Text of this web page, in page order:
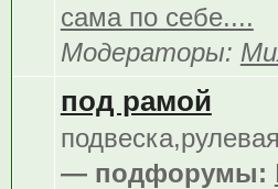
сама по себе....
Модераторы:
под рамой
— подфорумы: